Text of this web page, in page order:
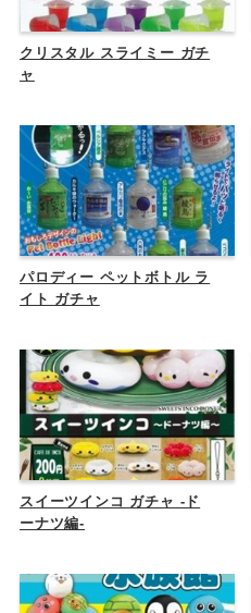
クリスタル スライミー ガチ
ャ
パロディー ペットボトル ラ
イト ガチャ
スイーツインコ ガチャ -ド
ーナツ編-